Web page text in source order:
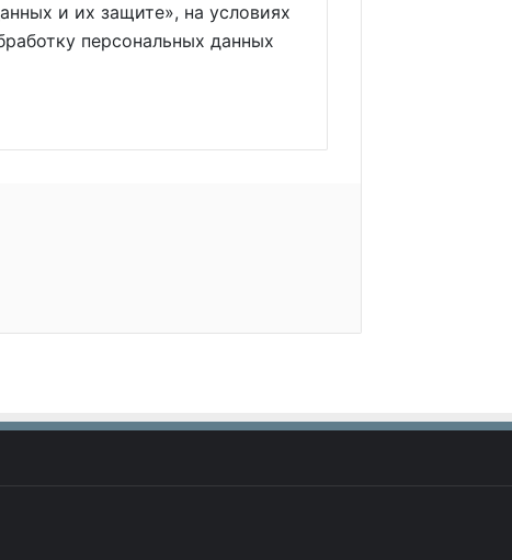
и их защите», на условиях
персональных данных